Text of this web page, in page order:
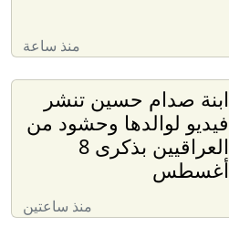
منذ ساعة
ابنة صدام حسين تنشر
فيديو لوالدها وحشود من
العراقيين بذكرى 8
أغسطس
منذ ساعتين